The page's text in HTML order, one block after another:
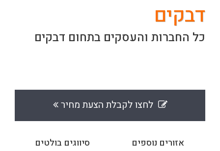
דבקים
כל החברות והעסקים בתחום דבקים
לחצו לקבלת הצעת מחיר
סיווגים בולטים אזורים נוספים